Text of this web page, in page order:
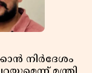
നിർദേശം